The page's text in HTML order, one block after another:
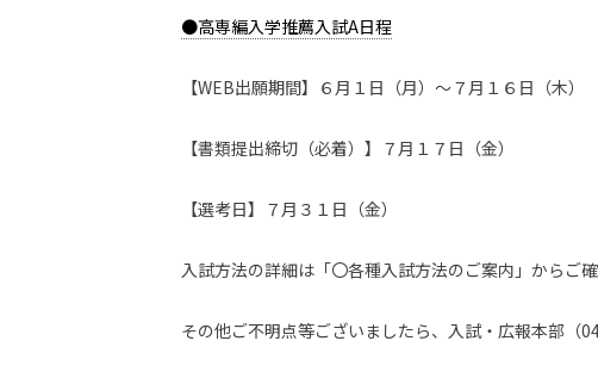
●高専編入学推薦入試A日程
【WEB出願期間】６月１日（月）～７月１６日（木）
【書類提出締切（必着）】７月１７日（金）
【選考日】７月３１日（金）
入試方法の詳細は「〇各種入試方法のご案内」からご確
その他ご不明点等ございましたら、入試・広報本部（